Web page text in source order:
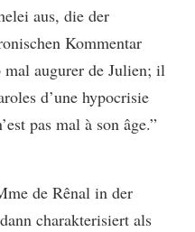
aus, die der
Kommentar
augurer de Julien; il
d’une hypocrisie
pas mal à son âge.”
de Rênal in der
charakterisiert als